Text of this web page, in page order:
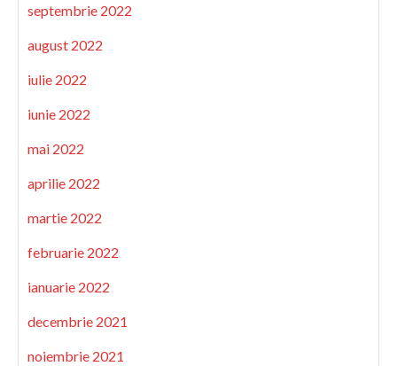
septembrie 2022
august 2022
iulie 2022
iunie 2022
mai 2022
aprilie 2022
martie 2022
februarie 2022
ianuarie 2022
decembrie 2021
noiembrie 2021